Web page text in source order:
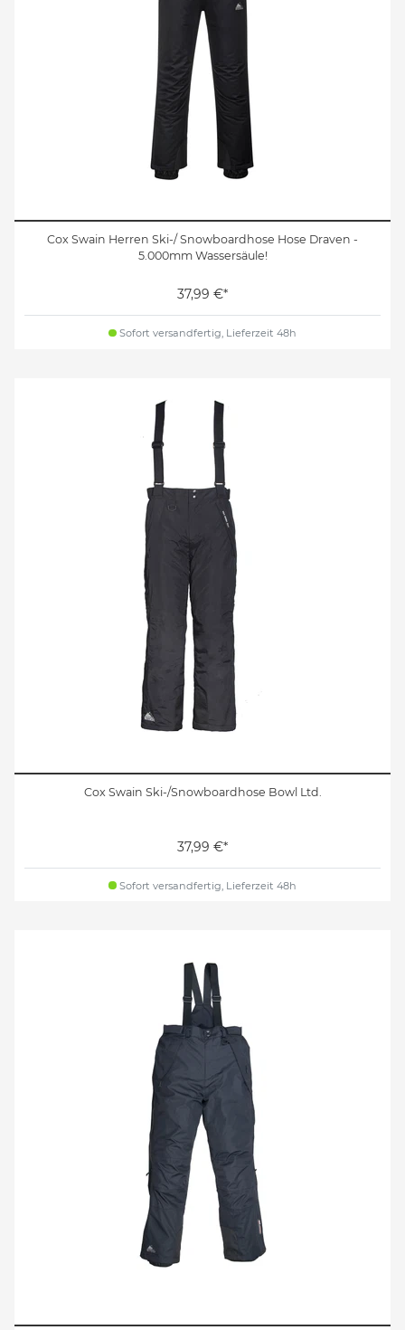
Cox Swain Herren Ski-/ Snowboardhose Hose Draven -
5.000mm Wassersäule!
37,99 €*
Sofort versandfertig, Lieferzeit 48h
Cox Swain Ski-/Snowboardhose Bowl Ltd.
37,99 €*
Sofort versandfertig, Lieferzeit 48h